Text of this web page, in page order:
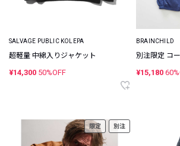
SALVAGE PUBLIC KOLEPA
超軽量 中綿入りジャケット
¥14,300 50%OFF
BRAINCHILD
別注限定 コ
¥15,180
限定 別注